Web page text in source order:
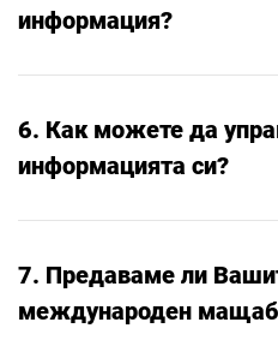
информация?
6. Как можете да
информацията си?
7. Предаваме ли
международен